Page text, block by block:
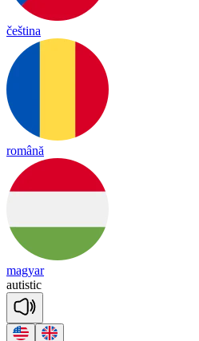
čeština
română
magyar
autistic